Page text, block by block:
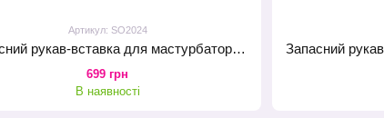
Артикул: SO2024
Запасний рукав-вставка для мастурбатора Satisfyer Men LUSTY TONGUES
699 грн
В наявності